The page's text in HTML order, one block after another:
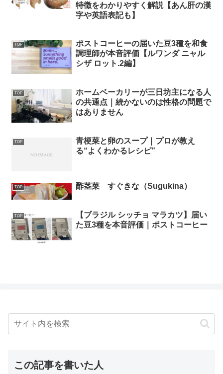
特徴をわかりやすく解説【あん肝の漢
字や英語表記も】
TOP
ポストコーヒーの届いた豆3種を和食
調理師が本音評価【ルワンダ ニャル
シザ ロット.2編】
TOP
ホームベーカリーが三日坊主になる人
の共通点｜続かないのは性格の問題で
はありません
TOP
青梗菜と卵のスープ｜プロが教え
る“よくわかるレシピ”
TOP 酢茎菜 すぐきな（Sugukina）
TOP
【ブラジル シッチョ マラカツ】届い
た豆3種を本音評価｜ポストコーヒー
この記事を書いた人